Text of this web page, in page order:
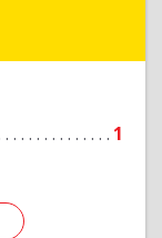
1
Подробнее